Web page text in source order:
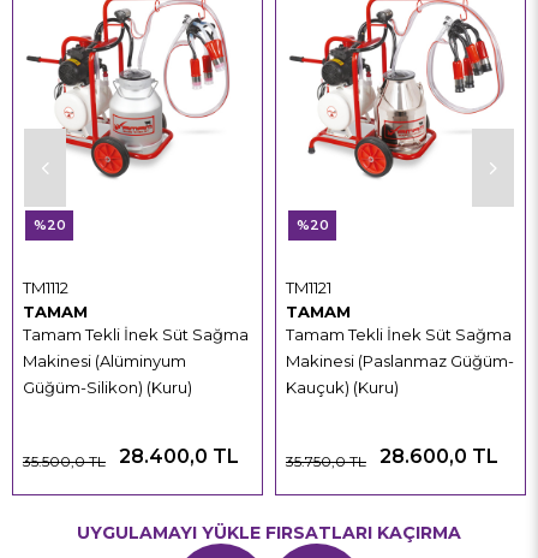
TAMAM
Tamam Tekli İnek Süt Sağma
Makinesi (Alüminyum
Güğüm-Silikon) (Kuru)
TM1112
28.400,0 TL
35.500,0 TL
%20
TAMAM
Tamam Tekli İnek Süt Sağma
Makinesi (Paslanmaz Güğüm-
Kauçuk) (Kuru)
TM1121
28.600,0 TL
35.750,0 TL
%20
UYGULAMAYI YÜKLE FIRSATLARI KAÇIRMA